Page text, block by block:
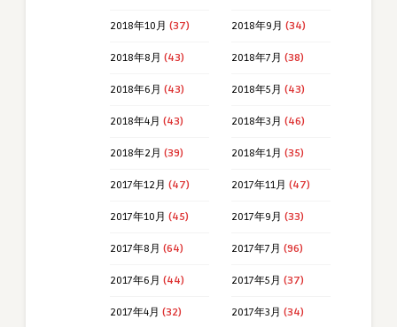
2018年10月 (37) 2018年9月 (34)
2018年8月 (43) 2018年7月 (38)
2018年6月 (43) 2018年5月 (43)
2018年4月 (43) 2018年3月 (46)
2018年2月 (39) 2018年1月 (35)
2017年12月 (47) 2017年11月 (47)
2017年10月 (45) 2017年9月 (33)
2017年8月 (64) 2017年7月 (96)
2017年6月 (44) 2017年5月 (37)
2017年4月 (32) 2017年3月 (34)